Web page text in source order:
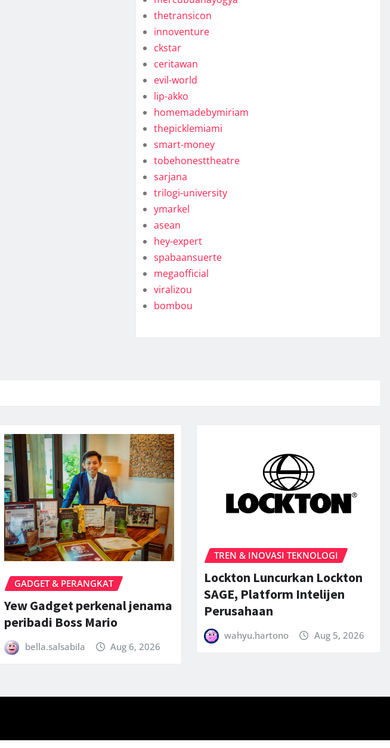
thetransicon
innoventure
ckstar
ceritawan
evil-world
lip-akko
homemadebymiriam
thepicklemiami
smart-money
tobehonesttheatre
sarjana
trilogi-university
ymarkel
asean
hey-expert
spabaansuerte
megaofficial
viralizou
bombou
GADGET & PERANGKAT
Yew Gadget perkenal jenama
peribadi Boss Mario
bella.salsabila Aug 6, 2026
TREN & INOVASI TEKNOLOGI
Lockton Luncurkan Lockton
SAGE, Platform Intelijen
Perusahaan
wahyu.hartono Aug 5, 2026